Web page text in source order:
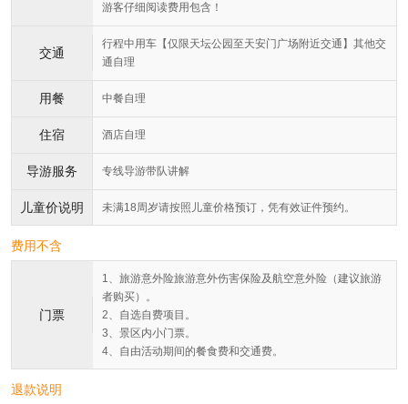
游客仔细阅读费用包含！
交通
行程中用车【仅限天坛公园至天安门广场附近交通】其他交
通自理
用餐 中餐自理
住宿 酒店自理
导游服务 专线导游带队讲解
儿童价说明 未满18周岁请按照儿童价格预订，凭有效证件预约。
费用不含
门票
1、旅游意外险旅游意外伤害保险及航空意外险（建议旅游
者购买）。
2、自选自费项目。
3、景区内小门票。
4、自由活动期间的餐食费和交通费。
退款说明